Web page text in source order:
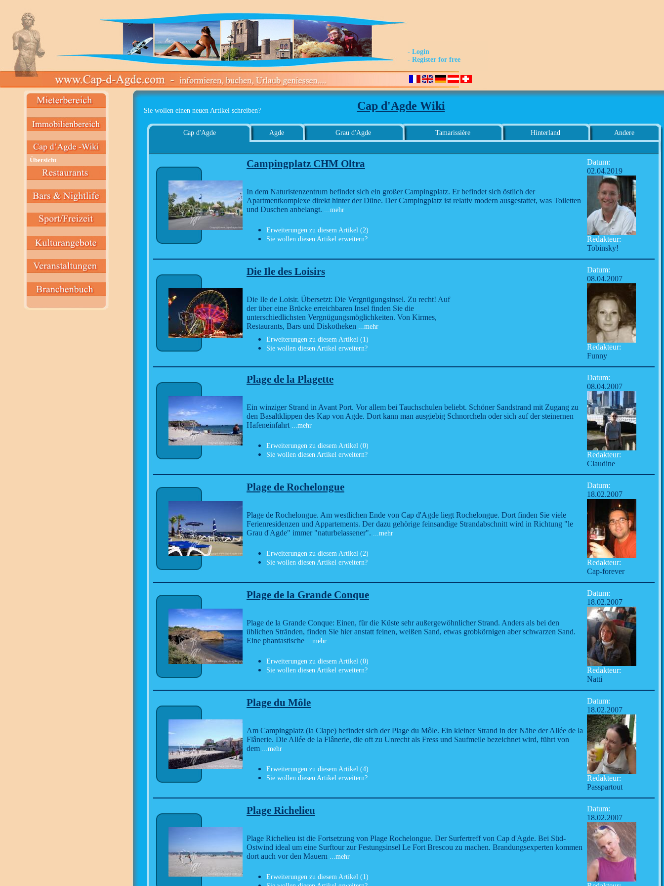
- Login
- Register for free
Übersicht
Sie wollen einen neuen Artikel schreiben? Cap d'Agde Wiki
Cap d'Agde Agde Grau d'Agde Tamarissière Hinterland Andere
Campingplatz CHM Oltra
In dem Naturistenzentrum befindet sich ein großer Campingplatz. Er befindet sich östlich der
Apartmentkomplexe direkt hinter der Düne. Der Campingplatz ist relativ modern ausgestattet, was Toiletten
und Duschen anbelangt. ...mehr
Datum:
02.04.2019
Redakteur:
Tobinsky!
Erweiterungen zu diesem Artikel (2)
Sie wollen diesen Artikel erweitern?
Die Ile des Loisirs
Die Ile de Loisir. Übersetzt: Die Vergnügungsinsel. Zu recht! Auf
der über eine Brücke erreichbaren Insel finden Sie die
unterschiedlichsten Vergnügungsmöglichkeiten. Von Kirmes,
Restaurants, Bars und Diskotheken ...mehr
Datum:
08.04.2007
Redakteur:
Funny
Erweiterungen zu diesem Artikel (1)
Sie wollen diesen Artikel erweitern?
Plage de la Plagette
Ein winziger Strand in Avant Port. Vor allem bei Tauchschulen beliebt. Schöner Sandstrand mit Zugang zu
den Basaltklippen des Kap von Agde. Dort kann man ausgiebig Schnorcheln oder sich auf der steinernen
Hafeneinfahrt...mehr
Datum:
08.04.2007
Redakteur:
Claudine
Erweiterungen zu diesem Artikel (0)
Sie wollen diesen Artikel erweitern?
Plage de Rochelongue
Plage de Rochelongue. Am westlichen Ende von Cap d'Agde liegt Rochelongue. Dort finden Sie viele
Ferienresidenzen und Appartements. Der dazu gehörige feinsandige Strandabschnitt wird in Richtung "le
Grau d'Agde" immer "naturbelassener". ...mehr
Datum:
18.02.2007
Redakteur:
Cap-forever
Erweiterungen zu diesem Artikel (2)
Sie wollen diesen Artikel erweitern?
Plage de la Grande Conque
Plage de la Grande Conque: Einen, für die Küste sehr außergewöhnlicher Strand. Anders als bei den
üblichen Stränden, finden Sie hier anstatt feinen, weißen Sand, etwas grobkörnigen aber schwarzen Sand.
Eine phantastische ...mehr
Datum:
18.02.2007
Redakteur:
Natti
Erweiterungen zu diesem Artikel (0)
Sie wollen diesen Artikel erweitern?
Plage du Môle
Am Campingplatz (la Clape) befindet sich der Plage du Môle. Ein kleiner Strand in der Nähe der Allée de la
Flânerie. Die Allée de la Flânerie, die oft zu Unrecht als Fress und Saufmeile bezeichnet wird, führt von
dem ...mehr
Datum:
18.02.2007
Redakteur:
Passpartout
Erweiterungen zu diesem Artikel (4)
Sie wollen diesen Artikel erweitern?
Plage Richelieu
Plage Richelieu ist die Fortsetzung von Plage Rochelongue. Der Surfertreff von Cap d'Agde. Bei Süd-
Ostwind ideal um eine Surftour zur Festungsinsel Le Fort Brescou zu machen. Brandungsexperten kommen
dort auch vor den Mauern ...mehr
Datum:
18.02.2007
Erweiterungen zu diesem Artikel (1)